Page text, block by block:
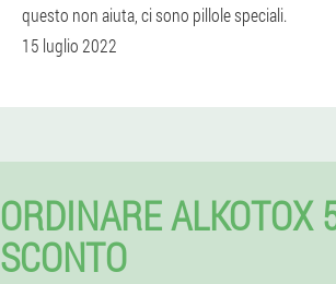
questo non aiuta, ci sono pillole speciali.
15 luglio 2022
ORDINARE ALKOTOX
SCONTO